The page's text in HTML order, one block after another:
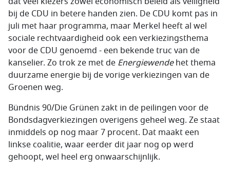
bij de CDU in betere handen zien. De CDU komt pas in
juli met haar programma, maar Merkel heeft al wel
sociale rechtvaardigheid ook een verkiezingsthema
voor de CDU genoemd - een bekende truc van de
kanselier. Zo trok ze met de Energiewendehet thema
duurzame energie bij de vorige verkiezingen van de
Groenen weg.
Bündnis 90/Die Grünen zakt in de peilingen voor de
Bondsdagverkiezingen overigens geheel weg. Ze staat
inmiddels op nog maar 7 procent. Dat maakt een
linkse coalitie, waar eerder dit jaar nog op werd
gehoopt, wel heel erg onwaarschijnlijk.